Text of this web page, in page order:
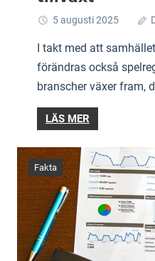
5 augusti 2025
I takt med att
förändras också
branscher växer fram,
LÄS MER
Fakta